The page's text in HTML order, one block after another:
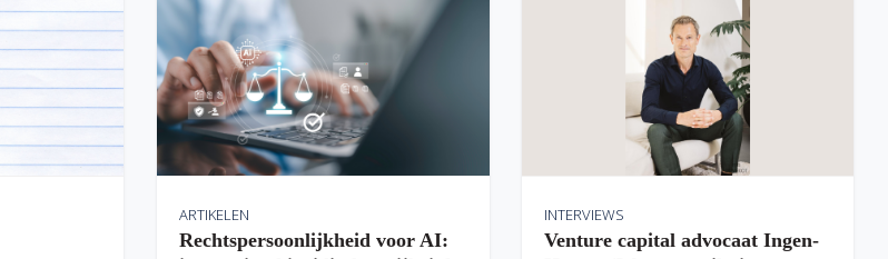
ARTIKELEN
Rechtspersoonlijkheid voor AI:
INTERVIEWS
Venture capital advocaat Ingen-